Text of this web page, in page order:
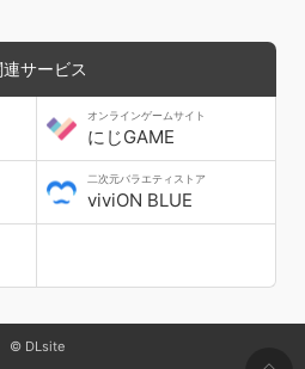
連サービス
オンラインゲームサイト
にじGAME
二次元バラエティストア
viviON BLUE
© DLsite